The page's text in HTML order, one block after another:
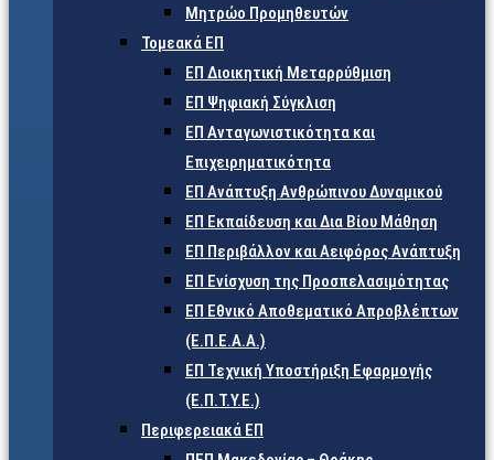
Μητρώο Προμηθευτών
Τομεακά ΕΠ
ΕΠ Διοικητική Μεταρρύθμιση
ΕΠ Ψηφιακή Σύγκλιση
ΕΠ Ανταγωνιστικότητα και
Επιχειρηματικότητα
ΕΠ Ανάπτυξη Ανθρώπινου Δυναμικού
ΕΠ Εκπαίδευση και Δια Βίου Μάθηση
ΕΠ Περιβάλλον και Αειφόρος Ανάπτυξη
ΕΠ Ενίσχυση της Προσπελασιμότητας
ΕΠ Εθνικό Αποθεματικό Απροβλέπτων
(Ε.Π.Ε.Α.Α.)
ΕΠ Τεχνική Υποστήριξη Εφαρμογής
(Ε.Π.Τ.Υ.Ε.)
Περιφερειακά ΕΠ